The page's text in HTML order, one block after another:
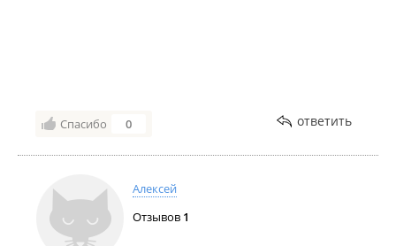
Спасибо 0 ответить
Алексей
Отзывов 1